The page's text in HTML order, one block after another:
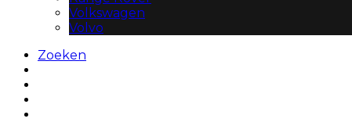
Volkswagen
Volvo
Zoeken